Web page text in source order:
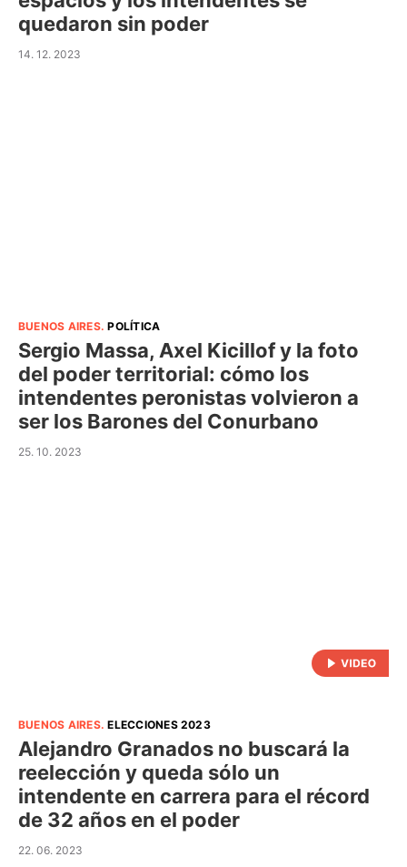
quedaron sin poder
14. 12. 2023
BUENOS AIRES.POLÍTICA
Sergio Massa, Axel Kicillof y la foto
del poder territorial: cómo los
intendentes peronistas volvieron a
ser los Barones del Conurbano
25. 10. 2023
BUENOS AIRES.ELECCIONES 2023
Alejandro Granados no buscará la
reelección y queda sólo un
intendente en carrera para el récord
de 32 años en el poder
22. 06. 2023